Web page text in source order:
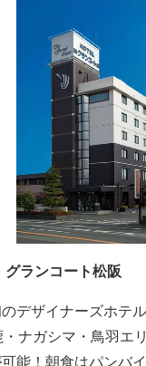
グランコート松阪
デザイナーズホテ
ナガシマ・鳥羽エ
能！朝食はパンバ